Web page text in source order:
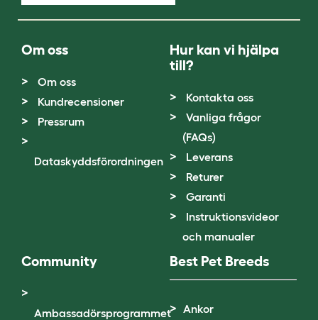
Om oss
Om oss
Kundrecensioner
Pressrum
Dataskyddsförordningen
Hur kan vi hjälpa
till?
Kontakta oss
Vanliga frågor
(FAQs)
Leverans
Returer
Garanti
Instruktionsvideor
och manualer
Community
Ambassadörsprogrammet
Best Pet Breeds
Ankor